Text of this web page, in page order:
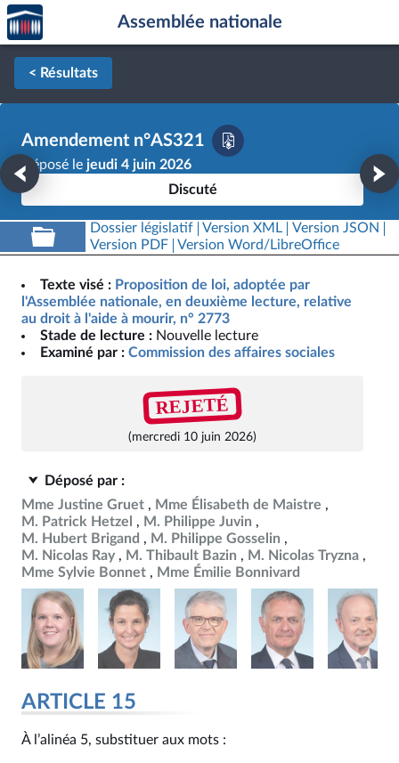
Aller au contenu
Aller en bas de la page
Accèder
à la
page
d'accueil
Assemblée nationale
< Résultats
Amendement n°AS321
Déposé le jeudi 4 juin 2026
Discuté
Dossier législatif Version XML
Version JSON
Version PDF
Version Word/LibreOffice
Texte visé : Proposition de loi, adoptée par
l'Assemblée nationale, en deuxième lecture, relative
au droit à l'aide à mourir, n° 2773
Stade de lecture : Nouvelle lecture
Examiné par : Commission des affaires sociales
REJETÉ
(mercredi 10 juin 2026)
Déposé par :
Mme Justine Gruet
Mme Élisabeth de Maistre
M. Patrick Hetzel
M. Philippe Juvin
M. Hubert Brigand
M. Philippe Gosselin
M. Nicolas Ray
M. Thibault Bazin
M. Nicolas Tryzna
Mme Sylvie Bonnet
Mme Émilie Bonnivard
ARTICLE 15
À l’alinéa 5, substituer aux mots :